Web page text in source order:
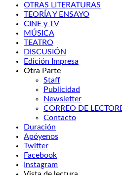
OTRAS LITERATURAS
TEORÍA Y ENSAYO
CINE y TV
MÚSICA
TEATRO
DISCUSIÓN
Edición Impresa
Otra Parte
Staff
Publicidad
Newsletter
CORREO DE
Contacto
Duración
Apóyenos
Twitter
Facebook
Instagram